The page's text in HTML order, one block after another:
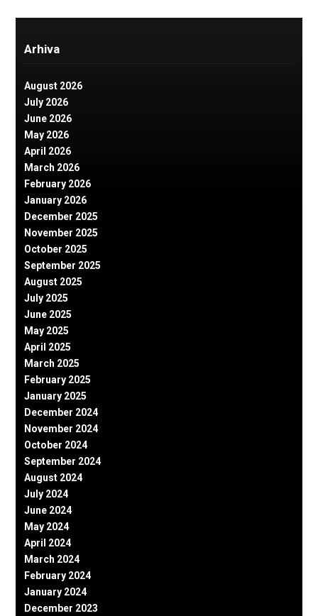
Arhiva
August 2026
July 2026
June 2026
May 2026
April 2026
March 2026
February 2026
January 2026
December 2025
November 2025
October 2025
September 2025
August 2025
July 2025
June 2025
May 2025
April 2025
March 2025
February 2025
January 2025
December 2024
November 2024
October 2024
September 2024
August 2024
July 2024
June 2024
May 2024
April 2024
March 2024
February 2024
January 2024
December 2023